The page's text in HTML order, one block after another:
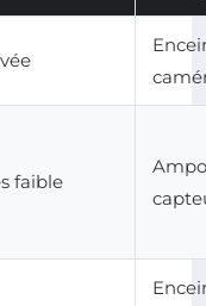
faible